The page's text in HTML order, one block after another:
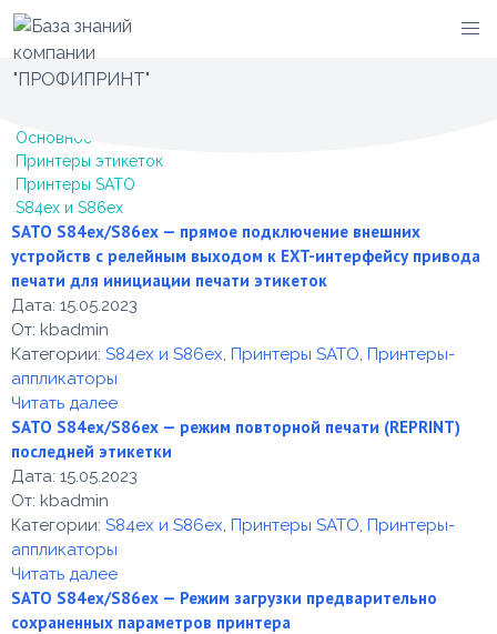
Перейти
Категория -
Основное
Принтеры этикеток
Принтеры SATO
S84ex и S86ex
SATO S84ex/S86ex — прямое подключение внешних
устройств с релейным выходом к EXT-интерфейсу привода
печати для инициации печати этикеток
Дата: 15.05.2023
От: kbadmin
Категории: S84ex и S86ex, Принтеры SATO, Принтеры-
аппликаторы
Читать далее
SATO S84ex/S86ex — режим повторной печати (REPRINT)
последней этикетки
Дата: 15.05.2023
От: kbadmin
Категории: S84ex и S86ex, Принтеры SATO, Принтеры-
аппликаторы
Читать далее
SATO S84ex/S86ex — Режим загрузки предварительно
сохраненных параметров принтера